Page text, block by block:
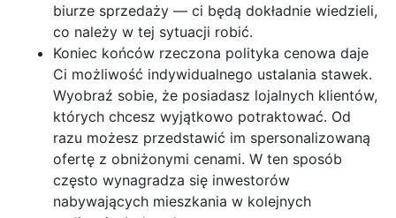
biurze sprzedaży — ci będą dokładnie wiedzieli,
co należy w tej sytuacji robić.
Koniec końców rzeczona polityka cenowa daje
Ci możliwość indywidualnego ustalania stawek.
Wyobraź sobie, że posiadasz lojalnych klientów,
których chcesz wyjątkowo potraktować. Od
razu możesz przedstawić im spersonalizowaną
ofertę z obniżonymi cenami. W ten sposób
często wynagradza się inwestorów
nabywających mieszkania w kolejnych